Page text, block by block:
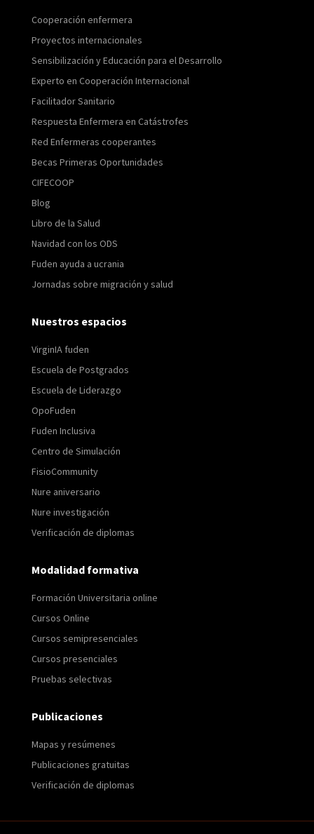
Cooperación enfermera
Proyectos internacionales
Sensibilización y Educación para el Desarrollo
Experto en Cooperación Internacional
Facilitador Sanitario
Respuesta Enfermera en Catástrofes
Red Enfermeras cooperantes
Becas Primeras Oportunidades
CIFECOOP
Blog
Libro de la Salud
Navidad con los ODS
Fuden ayuda a ucrania
Jornadas sobre migración y salud
Nuestros espacios
VirginIA fuden
Escuela de Postgrados
Escuela de Liderazgo
OpoFuden
Fuden Inclusiva
Centro de Simulación
FisioCommunity
Nure aniversario
Nure investigación
Verificación de diplomas
Modalidad formativa
Formación Universitaria online
Cursos Online
Cursos semipresenciales
Cursos presenciales
Pruebas selectivas
Publicaciones
Mapas y resúmenes
Publicaciones gratuitas
Verificación de diplomas